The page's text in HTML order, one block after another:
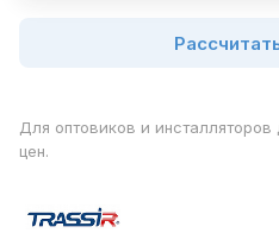
Для оптовиков и
цен.